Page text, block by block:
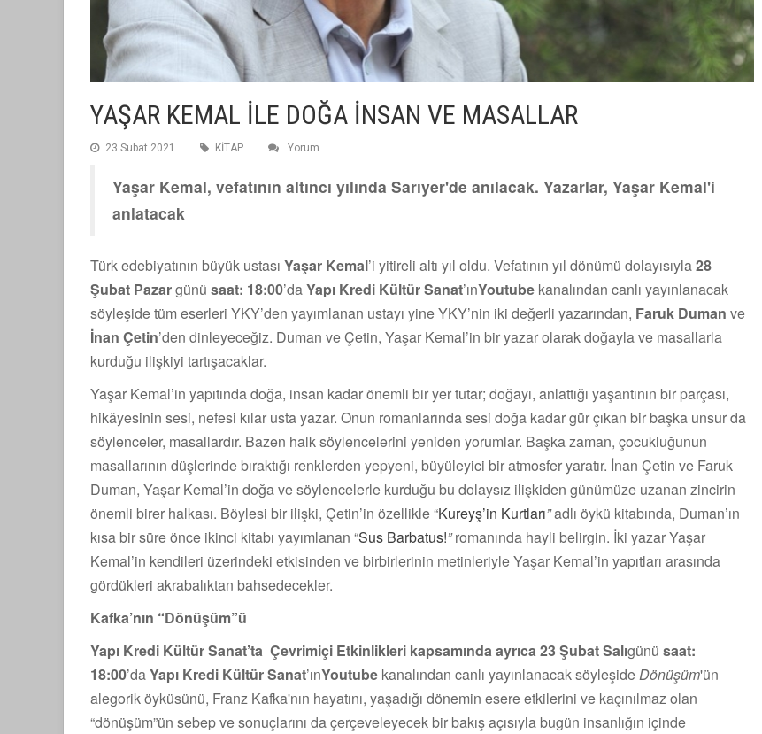
YAŞAR KEMAL İLE DOĞA İNSAN VE MASALLAR
23 Subat 2021 KİTAP Yorum
Yaşar Kemal, vefatının altıncı yılında Sarıyer'de anılacak. Yazarlar, Yaşar Kemal'i
anlatacak
Türk edebiyatının büyük ustası Yaşar Kemal’i yitireli altı yıl oldu. Vefatının yıl dönümü dolayısıyla28
Şubat Pazargünü saat: 18:00’daYapı Kredi Kültür Sanat’ınYoutube kanalından canlı yayınlanacak
söyleşide tüm eserleri YKY’den yayımlanan ustayı yine YKY’nin iki değerli yazarından, Faruk Duman ve
İnan Çetin’den dinleyeceğiz. Duman ve Çetin, Yaşar Kemal’in bir yazar olarak doğayla ve masallarla
kurduğu ilişkiyi tartışacaklar.
Yaşar Kemal’in yapıtında doğa, insan kadar önemli bir yer tutar; doğayı, anlattığı yaşantının bir parçası,
hikâyesinin sesi, nefesi kılar usta yazar. Onun romanlarında sesi doğa kadar gür çıkan bir başka unsur da
söylenceler, masallardır. Bazen halk söylencelerini yeniden yorumlar. Başka zaman, çocukluğunun
masallarının düşlerinde bıraktığı renklerden yepyeni, büyüleyici bir atmosfer yaratır. İnan Çetin ve Faruk
Duman, Yaşar Kemal’in doğa ve söylencelerle kurduğu bu dolaysız ilişkiden günümüze uzanan zincirin
önemli birer halkası. Böylesi bir ilişki, Çetin’in özellikle “Kureyş’in Kurtları”adlı öykü kitabında, Duman’ın
kısa bir süre önce ikinci kitabı yayımlanan “Sus Barbatus!”romanında hayli belirgin. İki yazar Yaşar
Kemal’in kendileri üzerindeki etkisinden ve birbirlerinin metinleriyle Yaşar Kemal’in yapıtları arasında
gördükleri akrabalıktan bahsedecekler.
Kafka’nın “Dönüşüm”ü
Yapı Kredi Kültür Sanat’ta Çevrimiçi Etkinlikleri kapsamında ayrıca 23 Şubat Salıgünü saat:
18:00’daYapı Kredi Kültür Sanat’ınYoutube kanalından canlı yayınlanacak söyleşideDönüşüm'ün
alegorik öyküsünü, Franz Kafka'nın hayatını, yaşadığı dönemin esere etkilerini ve kaçınılmaz olan
“dönüşüm”ün sebep ve sonuçlarını da çerçeveleyecek bir bakış açısıyla bugün insanlığın içinde
ALTIN KOZA'NIN ONUR ÖDÜLLERİ FERZAN
ÖZPETEK VE VAHİDE PERÇİN'İN